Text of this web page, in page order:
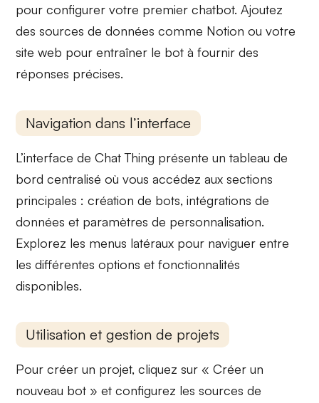
pour configurer votre premier chatbot. Ajoutez
des sources de données comme Notion ou votre
site web pour entraîner le bot à fournir des
réponses précises.
Navigation dans l’interface
L’interface de Chat Thing présente untableau de
bord centralisé où vous accédez aux sections
principales : création de bots, intégrations de
données et paramètres de personnalisation.
Explorez les menus latéraux pour naviguer entre
les différentes options et fonctionnalités
disponibles.
Utilisation et gestion de projets
Pour créer un projet, cliquez sur « Créer un
nouveau bot » et configurez lessources de